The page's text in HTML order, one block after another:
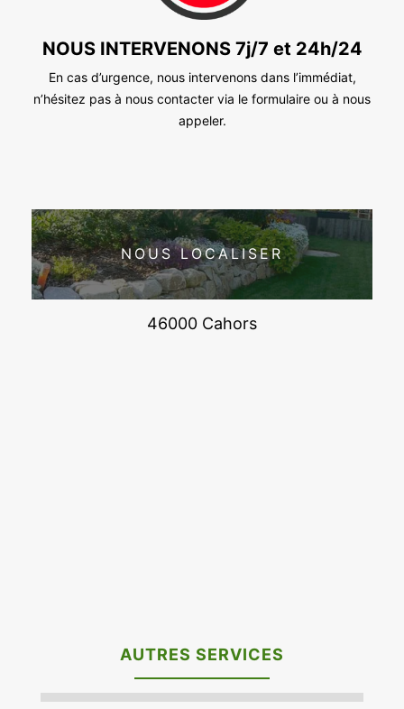
NOUS INTERVENONS 7j/7 et 24h/24
En cas d’urgence, nous intervenons dans l’immédiat,
n’hésitez pas à nous contacter via le formulaire ou à nous
appeler.
NOUS LOCALISER
46000 Cahors
AUTRES SERVICES